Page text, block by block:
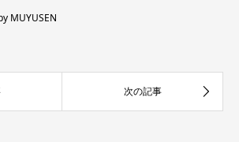
MUYUSEN